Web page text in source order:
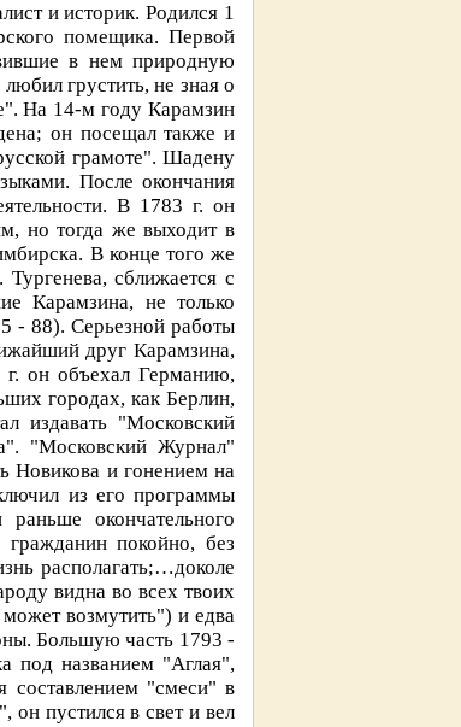
и историк. Родился 1
помещика. Первой
в нем природную
грустить, не зная о
На 14-м году Карамзин
он посещал также и
грамоте". Шадену
После окончания
В 1783 г. он
но тогда же выходит в
В конце того же
сближается с
Карамзина, не только
- 88). Серьезной работы
друг Карамзина,
он объехал Германию,
городах, как Берлин,
издавать "Московский
"Московский Журнал"
Новикова и гонением на
из его программы
окончательного
покойно, без
располагать;…доколе
видна во всех твоих
возмутить") и едва
Большую часть 1793 -
под названием "Аглая",
составлением "смеси" в
пустился в свет и вел